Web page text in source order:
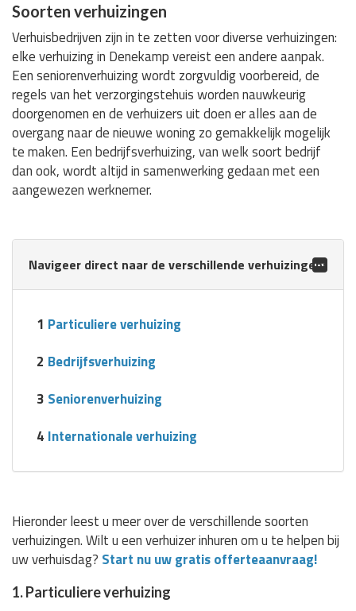
Soorten verhuizingen
Verhuisbedrijven zijn in te zetten voor diverse verhuizingen:
elke verhuizing in Denekamp vereist een andere aanpak.
Een seniorenverhuizing wordt zorgvuldig voorbereid, de
regels van het verzorgingstehuis worden nauwkeurig
doorgenomen en de verhuizers uit doen er alles aan de
overgang naar de nieuwe woning zo gemakkelijk mogelijk
te maken. Een bedrijfsverhuizing, van welk soort bedrijf
dan ook, wordt altijd in samenwerking gedaan met een
aangewezen werknemer.
Navigeer direct naar de verschillende verhuizingen:
1 Particuliere verhuizing
2 Bedrijfsverhuizing
3 Seniorenverhuizing
4 Internationale verhuizing
Hieronder leest u meer over de verschillende soorten
verhuizingen. Wilt u een verhuizer inhuren om u te helpen bij
uw verhuisdag? Start nu uw gratis offerteaanvraag!
1. Particuliere verhuizing